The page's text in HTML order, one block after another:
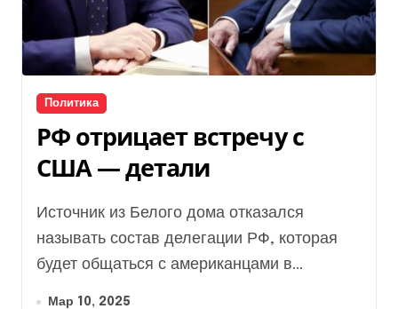
Политика
РФ отрицает встречу с
США — детали
Источник из Белого дома отказался
называть состав делегации РФ, которая
будет общаться с американцами в...
Мар 10, 2025